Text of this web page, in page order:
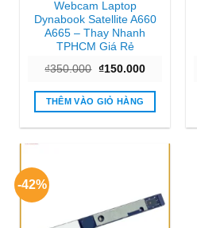
Webcam Laptop
Dynabook Satellite A660
A665 – Thay Nhanh
TPHCM Giá Rẻ
₫350.000 Giá
là:
₫350.000.
₫150.000Giá
tại
₫150.000.
THÊM VÀO GIỎ HÀNG
-42%